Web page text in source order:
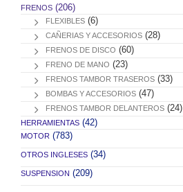
FRENOS (206)
FLEXIBLES (6)
CAÑERIAS Y ACCESORIOS (28)
FRENOS DE DISCO (60)
FRENO DE MANO (23)
FRENOS TAMBOR TRASEROS (33)
BOMBAS Y ACCESORIOS (47)
FRENOS TAMBOR DELANTEROS (24)
HERRAMIENTAS (42)
MOTOR (783)
OTROS INGLESES (34)
SUSPENSION (209)